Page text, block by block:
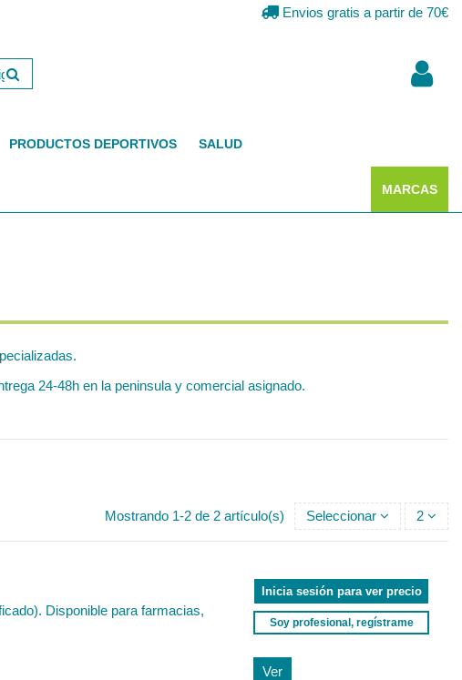
Envios gratis a partir de 70€
PRODUCTOS DEPORTIVOS SALUD
MARCAS
24-48h en la peninsula y comercial asignado.
Mostrando 1-2 de 2 artículo(s) Seleccionar 2
Disponible para farmacias,
Inicia sesión para ver precio
Soy profesional, regístrame
Ver